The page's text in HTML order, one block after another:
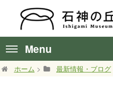
Menu
ホーム > 最新情報・ブログ